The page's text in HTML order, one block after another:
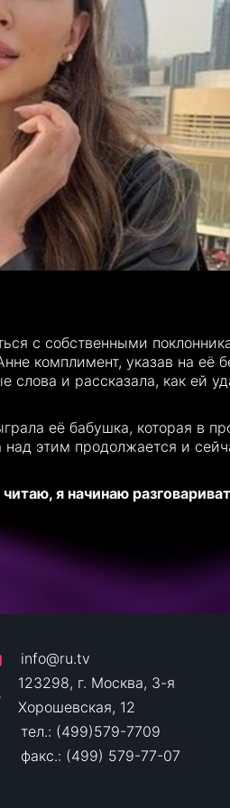
с собственными
комплимент, указав на её
слова и рассказала, как ей
её бабушка, которая в
этим продолжается и
я начинаю
info@ru.tv
123298, г. Москва, 3-я
Хорошевская, 12
тел.: (499)579-7709
факс.: (499) 579-77-07